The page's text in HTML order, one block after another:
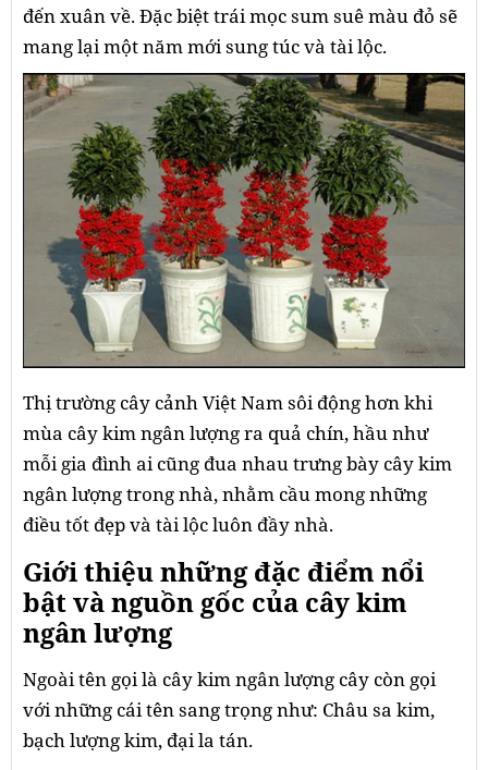
đến xuân về. Đặc biệt trái mọc sum suê màu đỏ sẽ
mang lại một năm mới sung túc và tài lộc.
Thị trường cây cảnh Việt Nam sôi động hơn khi
mùa cây kim ngân lượng ra quả chín, hầu như
mỗi gia đình ai cũng đua nhau trưng bày cây kim
ngân lượng trong nhà, nhằm cầu mong những
điều tốt đẹp và tài lộc luôn đầy nhà.
Giới thiệu những đặc điểm nổi
bật và nguồn gốc của cây kim
ngân lượng
Ngoài tên gọi là cây kim ngân lượng cây còn gọi
với những cái tên sang trọng như: Châu sa kim,
bạch lượng kim, đại la tán.